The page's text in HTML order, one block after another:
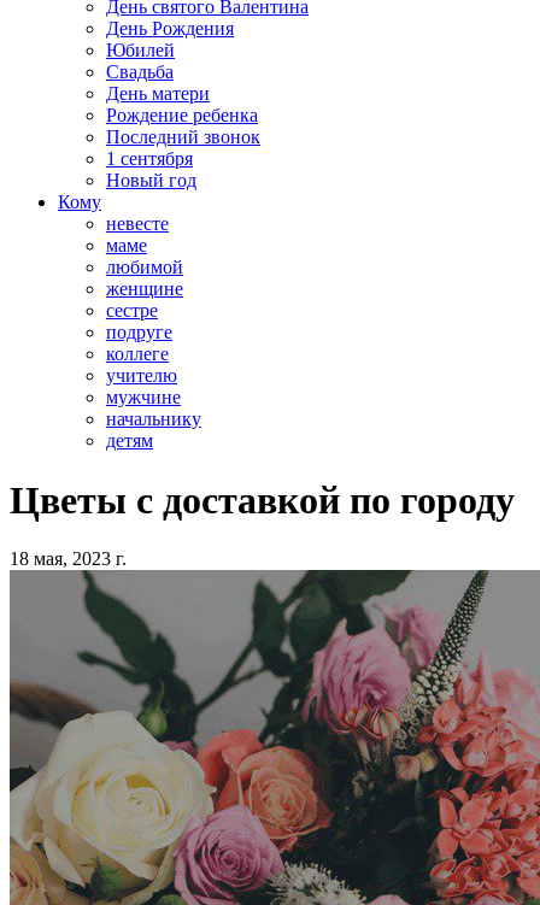
День святого Валентина
День Рождения
Юбилей
Свадьба
День матери
Рождение ребенка
Последний звонок
1 сентября
Новый год
Кому
невесте
маме
любимой
женщине
сестре
подруге
коллеге
учителю
мужчине
начальнику
детям
Цветы с доставкой по городу
18 мая, 2023 г.